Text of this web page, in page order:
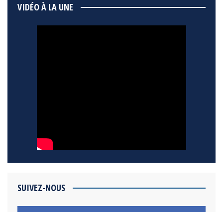
VIDÉO À LA UNE
SUIVEZ-NOUS